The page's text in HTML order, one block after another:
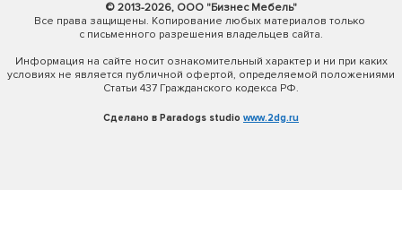
© 2013-2026, ООО "Бизнес Мебель"
Все права защищены. Копирование любых материалов только
с письменного разрешения владельцев сайта.
Информация на сайте носит ознакомительный характер и ни при каких
условиях не является публичной офертой, определяемой положениями
Статьи 437 Гражданского кодекса РФ.
Сделано в Paradogs studio www.2dg.ru